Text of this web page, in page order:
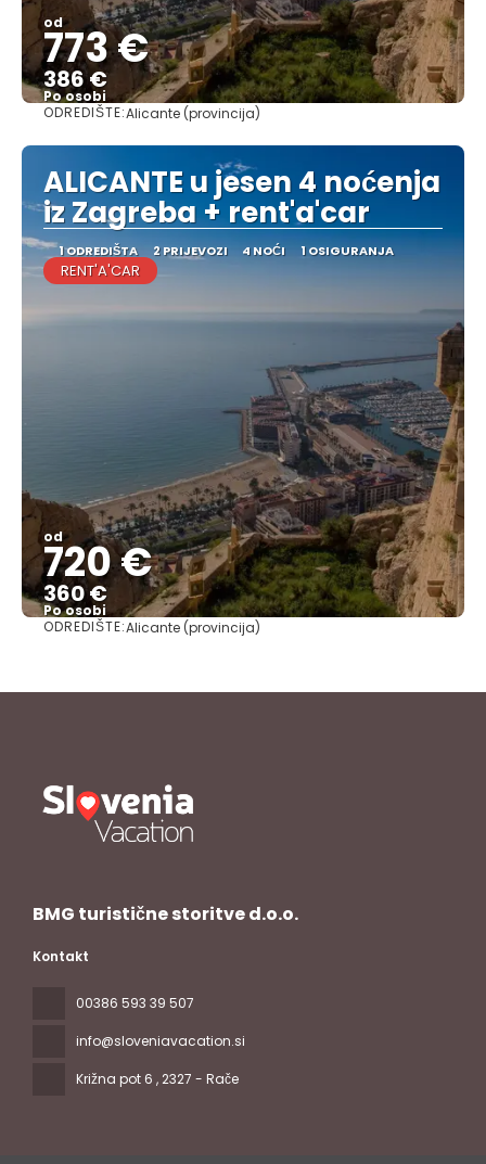
od
773 €
386 €
Po osobi
Vidjeti
ODREDIŠTE:Alicante (provincija)
ALICANTE u jesen 4 noćenja
iz Zagreba + rent'a'car
1 ODREDIŠTA 2 PRIJEVOZI 4 NOĆI 1 OSIGURANJA
RENT'A'CAR
od
720 €
360 €
Po osobi
Vidjeti
ODREDIŠTE:Alicante (provincija)
BMG turistične storitve d.o.o.
Kontakt
00386 593 39 507
info@sloveniavacation.si
Križna pot 6 , 2327 - Rače